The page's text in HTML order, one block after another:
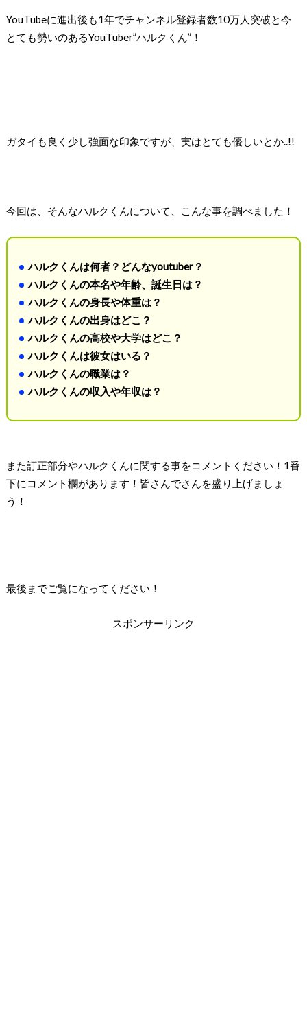
YouTubeに進出後も1年でチャンネル登録者数10万人突破と今
とても勢いのあるYouTuber”ハルクくん”！
ガタイも良く少し強面な印象ですが、実はとても優しいとか..!!
今回は、そんなハルクくんについて、こんな事を調べました！
ハルクくんは何者？どんなyoutuber？
ハルクくんの本名や年齢、誕生日は？
ハルクくんの身長や体重は？
ハルクくんの出身はどこ？
ハルクくんの高校や大学はどこ？
ハルクくんは彼女はいる？
ハルクくんの職業は？
ハルクくんの収入や年収は？
また訂正部分やハルクくんに関する事をコメントください！1番
下にコメント欄があります！皆さんでさんを盛り上げましょ
う！
最後までご覧になってください！
スポンサーリンク